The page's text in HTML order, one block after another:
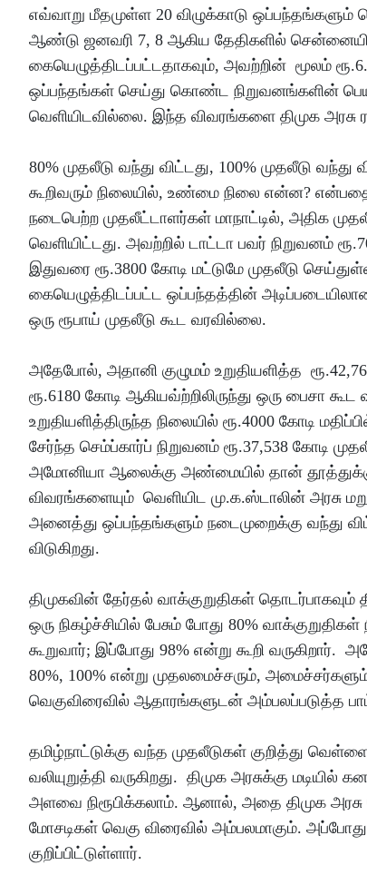
எவ்வாறு மீதமுள்ள 20 விழுக்காடு
ஆண்டு ஜனவரி 7, 8 ஆகிய தேதிகளில்
கையெழுத்திடப்பட்டதாகவும், அவற்றின் மூலம்
ஒப்பந்தங்கள் செய்து கொண்ட நிறுவனங்களின்
வெளியிடவில்லை. இந்த விவரங்களை திமுக அரசு
80% முதலீடு வந்து விட்டது, 100% முதலீடு
கூறிவரும் நிலையில், உண்மை நிலை என்ன?
நடைபெற்ற முதலீட்டாளர்கள் மாநாட்டில், அதிக
வெளியிட்டது. அவற்றில் டாட்டா பவர் நிறுவனம்
இதுவரை ரூ.3800 கோடி மட்டுமே முதலீடு
கையெழுத்திடப்பட்ட ஒப்பந்தத்தின்
ஒரு ரூபாய் முதலீடு கூட வரவில்லை.
அதேபோல், அதானி குழுமம் உறுதியளித்த
ரூ.6180 கோடி ஆகியவ்ற்றிலிருந்து ஒரு பைசா
உறுதியளித்திருந்த நிலையில் ரூ.4000 கோடி
சேர்ந்த செம்ப்கார்ப் நிறுவனம் ரூ.37,538 கோடி
அமோனியா ஆலைக்கு அண்மையில் தான்
விவரங்களையும் வெளியிட மு.க.ஸ்டாலின் அரசு
அனைத்து ஒப்பந்தங்களும் நடைமுறைக்கு வந்து
விடுகிறது.
திமுகவின் தேர்தல் வாக்குறுதிகள்
ஒரு நிகழ்ச்சியில் பேசும் போது 80%
கூறுவார்; இப்போது 98% என்று கூறி
80%, 100% என்று முதலமைச்சரும்,
வெகுவிரைவில் ஆதாரங்களுடன் அம்பலப்படுத்த
தமிழ்நாட்டுக்கு வந்த முதலீடுகள் குறித்து
வலியுறுத்தி வருகிறது. திமுக அரசுக்கு
அளவை நிரூபிக்கலாம். ஆனால், அதை திமுக
மோசடிகள் வெகு விரைவில் அம்பலமாகும். அப்போது
குறிப்பிட்டுள்ளார்.